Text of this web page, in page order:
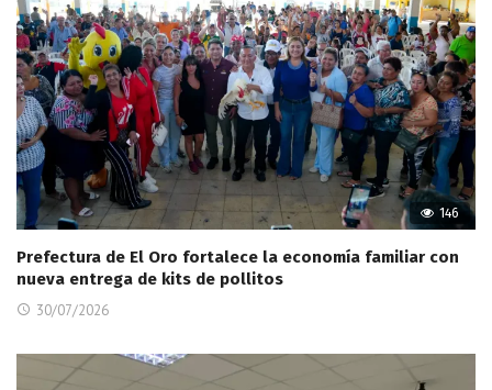
146
Prefectura de El Oro fortalece la economía familiar con
nueva entrega de kits de pollitos
30/07/2026